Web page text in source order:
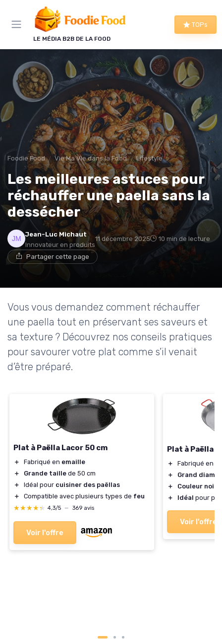
LE MÉDIA B2B DE LA FOOD
TOPs
Foodie Food Vie Ma Vie dans la Food Lifestyle
Les meilleures astuces pour
réchauffer une paella sans la
dessécher
Jean-Luc Michaut
Innovateur en produits
11 décembre 2025 10 min de lecture
Partager cette page
Vous vous demandez comment réchauffer
une paella tout en préservant ses saveurs et
sa texture ? Découvrez nos conseils pratiques
pour savourer votre plat comme s’il venait
d’être préparé.
Plat à Paëlla Lacor 50 cm
＋ Fabriqué en emaille
＋
Grande taille de 50 cm
＋
Idéal pour cuisiner des paëllas
＋
Compatible avec plusieurs types de feu
★★★★★
★★★★★ 4,3/5 — 369 avis
Voir l'offre
Plat à Paëlla
＋ Fabriqué en
＋
Grand
＋
Couleur noire
＋
Idéal pour
Voir l'offre
Panneau de gestion des cookies